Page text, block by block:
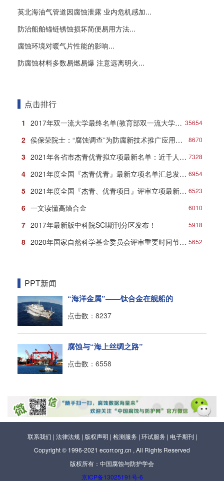
英北海油气管道因腐蚀泄露 业内危机感加...
防治船舶锚链锈蚀损坏简便易用方法...
腐蚀环境对暖气片性能的影响...
防腐蚀材料多数易燃易爆 注意远离明火...
点击排行
35654
1 2017年双一流大学最终名单(教育部双一流大学名单)
8670
2 侯保荣院士：“腐蚀调查”为防腐新技术推广应用打响第一炮
7328
3 2021年各省市杰青优青拟立项最新名单：近千人入选！
6954
4 2021年度全国『杰青优青』最新立项名单汇总发布！
6523
5 2021年度全国『杰青、优青项目』评审立项最新名单
6010
6 一文读懂高熵合金
5918
7 2017年最新版中科院SCI期刊分区发布！
5652
8 2020年国家自然科学基金委员会评审重要时间节点安排
PPT新闻
“海洋金属”——钛合金在舰船的
点击数：8237
腐蚀与“海上丝绸之路”
点击数：6558
联系我们 | 法律法规| 版权声明 | 检测服务 | 环试服务 | 电子期刊 |
Copyright © 1996-2021 ecorr.org.cn , All Rights Reserved
版权所有：中国腐蚀与防护学会
京ICP备13025191号-6